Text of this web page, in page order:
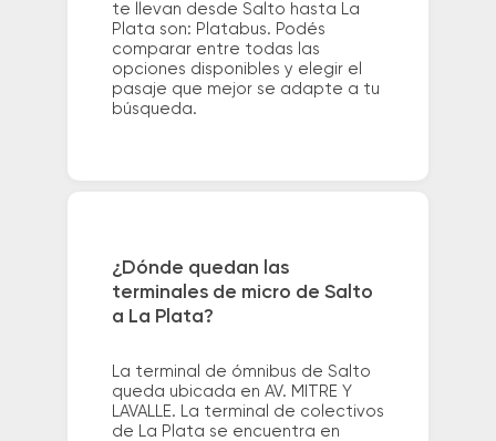
te llevan desde Salto hasta La
Plata son: Platabus. Podés
comparar entre todas las
opciones disponibles y elegir el
pasaje que mejor se adapte a tu
búsqueda.
¿Dónde quedan las
terminales de micro de Salto
a La Plata?
La terminal de ómnibus de Salto
queda ubicada en AV. MITRE Y
LAVALLE. La terminal de colectivos
de La Plata se encuentra en